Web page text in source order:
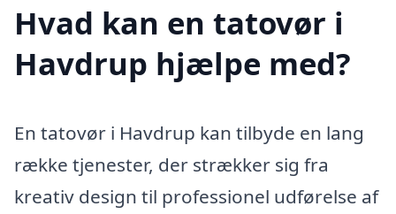
Hvad kan en tatovør i
Havdrup hjælpe med?
En tatovør i Havdrup kan tilbyde en lang
række tjenester, der strækker sig fra
kreativ design til professionel udførelse af